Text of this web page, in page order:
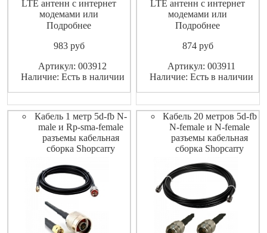
LTE антенн с интернет
модемами или
маршрутизаторами
Высококачественный
не допускает значительных
потерь высокочастотного
Подробнее
983pуб
Артикул: 003912
Наличие: Есть в наличии
LTE антенн с интернет
модемами или
маршрутизаторами
Высококачественный
не допускает значительных
потерь высокочастотного
Подробнее
874pуб
Артикул: 003911
Наличие: Есть в наличии
Кабель 1 метр 5d-fb N-
male и Rp-sma-female
разъемы кабельная
сборка Shopcarry
Кабель 20 метров 5d-fb
N-female и N-female
разъемы кабельная
сборка Shopcarry